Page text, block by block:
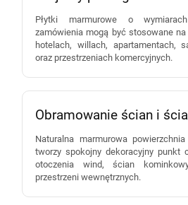
Płytki marmurowe o
zamówienia mogą być stosowane
hotelach, willach, apartamentach,
oraz przestrzeniach komercyjnych.
Obramowanie ścian i
Naturalna marmurowa
tworzy spokojny dekoracyjny punkt
otoczenia wind, ścian
przestrzeni wewnętrznych.